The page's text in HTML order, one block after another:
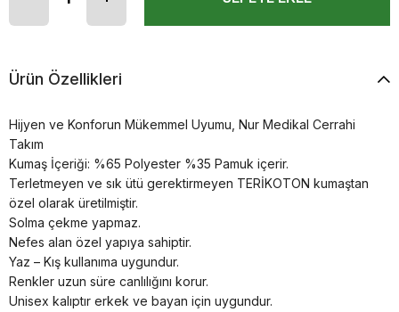
Ürün Özellikleri
Hijyen ve Konforun Mükemmel Uyumu, Nur Medikal Cerrahi
Takım
Kumaş İçeriği: %65 Polyester %35 Pamuk içerir.
Terletmeyen ve sık ütü gerektirmeyen TERİKOTON kumaştan
özel olarak üretilmiştir.
Solma çekme yapmaz.
Nefes alan özel yapıya sahiptir.
Yaz – Kış kullanıma uygundur.
Renkler uzun süre canlılığını korur.
Unisex kalıptır erkek ve bayan için uygundur.